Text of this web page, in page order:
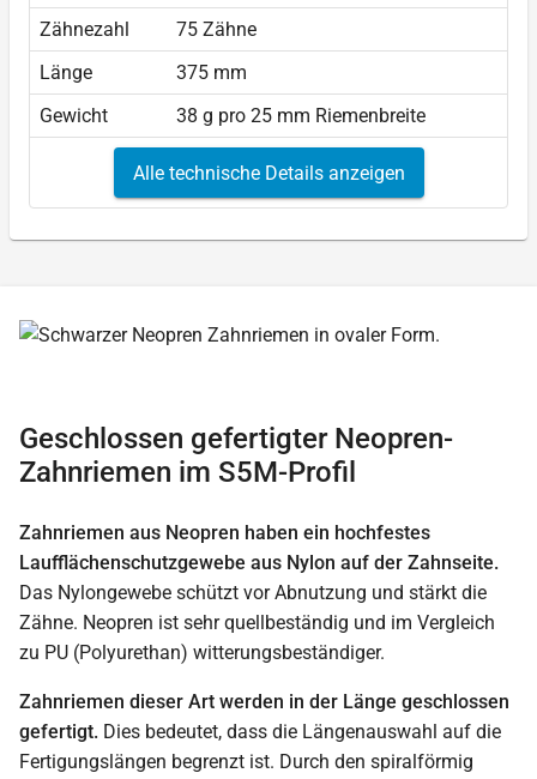
Zähnezahl
75 Zähne
Länge
375 mm
Gewicht
38 g pro 25 mm Riemenbreite
Alle technische Details anzeigen
Geschlossen gefertigter Neopren-
Zahnriemen im S5M-Profil
Zahnriemen aus Neopren haben ein hochfestes
Laufflächenschutzgewebe aus Nylon auf der Zahnseite.
Das Nylongewebe schützt vor Abnutzung und stärkt die
Zähne. Neopren ist sehr quellbeständig und im Vergleich
zu PU (Polyurethan) witterungsbeständiger.
Zahnriemen dieser Art werden in der Länge geschlossen
gefertigt. Dies bedeutet, dass die Längenauswahl auf die
Fertigungslängen begrenzt ist. Durch den spiralförmig